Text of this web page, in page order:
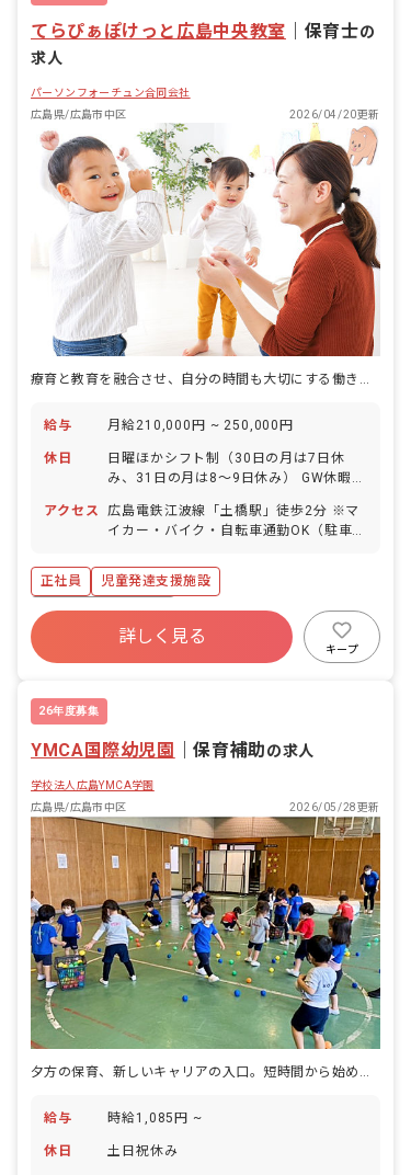
てらぴぁぽけっと広島中央教室 保育士の
求人
パーソンフォーチュン合同会社
広島県/広島市中区
2026/04/20更新
療育と教育を融合させ、自分の時間も大切にする働き方。
給与 月給210,000円 ~ 250,000円
休日
日曜ほかシフト制（30日の月は7日休
み、31日の月は8～9日休み） GW休暇
連休以上も相談可） 産前産後・育児休暇
（取得・復帰実績あり） 介護・看護休暇
アクセス
広島電鉄江波線「土橋駅」徒歩2分 ※マ
イカー・バイク・自転車通勤OK（駐車場
正社員
児童発達支援施設
ボーナス・賞与あり
寮・住宅・家賃補助あり
社会保険完備
産休育休制度
詳しく見る
キープ
26年度募集
YMCA国際幼児園 ｜保育補助の求人
学校法人広島YMCA学園
広島県/広島市中区
2026/05/28更新
夕方の保育、新しいキャリアの入口。短時間から始めよう。
給与 時給1,085円 ~
休日 土日祝休み